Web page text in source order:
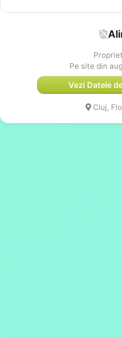
Pe site din
Vezi Datele
Cluj,